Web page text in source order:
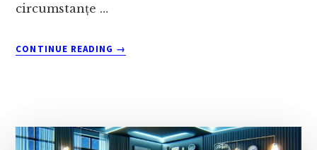
circumstanțe …
CONTINUE READING
ABOUT
MUNCA
→